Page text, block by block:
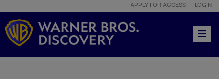
APPLY FOR ACCESS LOGIN